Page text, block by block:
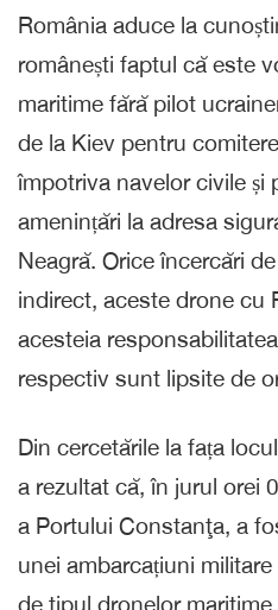
România aduce la
românești faptul că este
maritime fără pilot
de la Kiev pentru
împotriva navelor civile și
amenințări la adresa
Neagră. Orice încercări
indirect, aceste drone cu
acesteia
respectiv sunt lipsite de
Din cercetările la fața
a rezultat că, în jurul orei
a Portului Constanţa, a
unei ambarcațiuni
de tipul dronelor maritime.